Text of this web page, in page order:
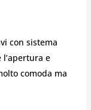
con sistema
e
comoda ma